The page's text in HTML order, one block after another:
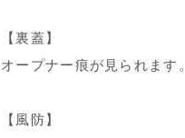
【裏蓋】
オープナー痕が見られます
【風防】